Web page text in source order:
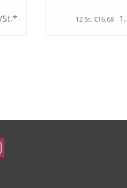
St.* 12 St. €16,68